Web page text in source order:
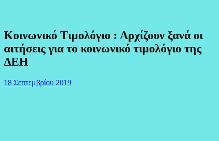
Κοινωνικό Τιμολόγιο : Αρχίζουν ξανά οι
αιτήσεις για το κοινωνικό τιμολόγιο της
ΔΕΗ
18 Σεπτεμβρίου 2019